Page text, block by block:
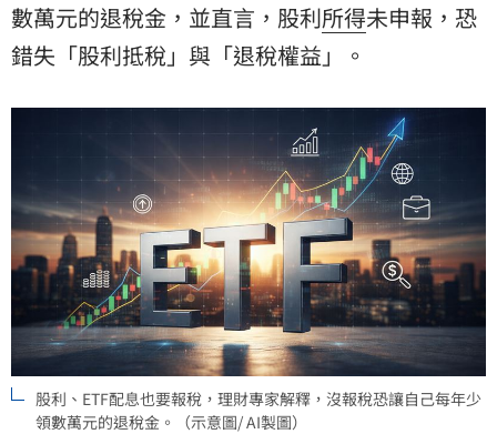
數萬元的退稅金，並直言，股利所得未申報，恐
錯失「股利抵稅」與「退稅權益」。
股利、ETF配息也要報稅，理財專家解釋，沒報稅恐讓自己每年少
領數萬元的退稅金。（示意圖/ AI製圖）